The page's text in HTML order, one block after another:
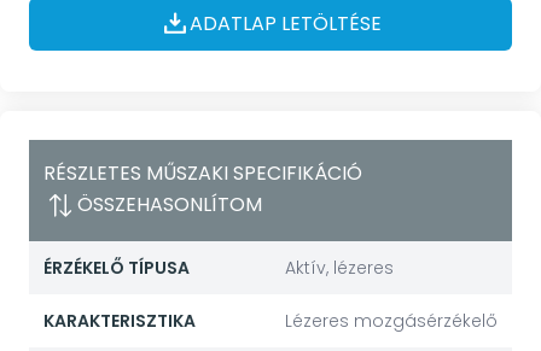
ADATLAP LETÖLTÉSE
RÉSZLETES MŰSZAKI SPECIFIKÁCIÓ
ÖSSZEHASONLÍTOM
ÉRZÉKELŐ TÍPUSA Aktív, lézeres
KARAKTERISZTIKA Lézeres mozgásérzékelő